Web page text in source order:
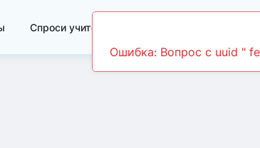
Спроси учителя